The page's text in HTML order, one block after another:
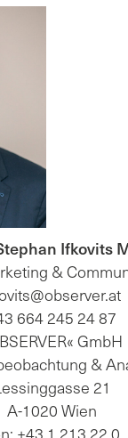
Ifkovits
&
664 245 24 87
GmbH
&
21
A-1020 Wien
+43 1 213 22 0